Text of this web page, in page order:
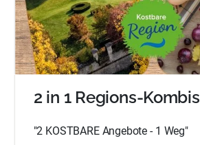
2 in 1 Regions-Kombis
"2 KOSTBARE Angebote - 1 Weg"